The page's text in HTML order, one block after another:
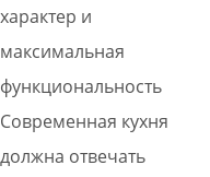
характер и
максимальная
функциональность
Современная кухня
должна отвечать